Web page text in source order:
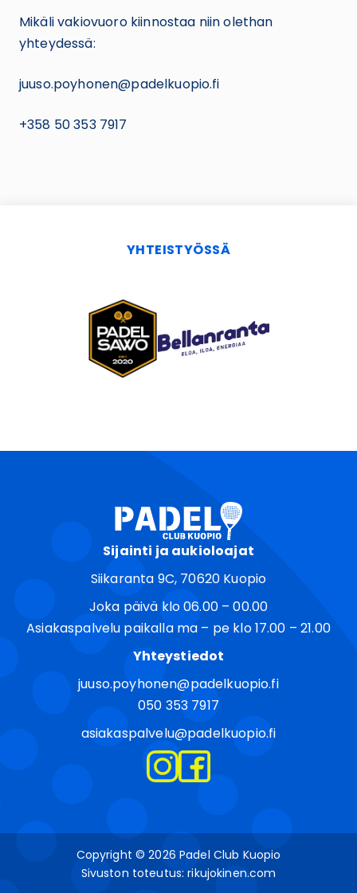
Mikäli vakiovuoro kiinnostaa niin olethan
yhteydessä:
juuso.poyhonen@padelkuopio.fi
+358 50 353 7917
YHTEISTYÖSSÄ
Sijainti ja aukioloajat
Siikaranta 9C, 70620 Kuopio
Joka päivä klo 06.00 – 00.00
Asiakaspalvelu paikalla ma – pe klo 17.00 – 21.00
Yhteystiedot
juuso.poyhonen@padelkuopio.fi
050 353 7917
asiakaspalvelu@padelkuopio.fi
Copyright © 2026 Padel Club Kuopio
Sivuston toteutus:rikujokinen.com